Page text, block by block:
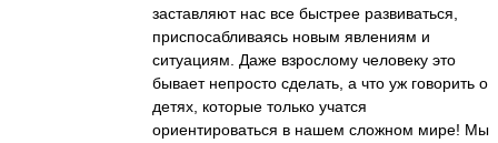
заставляют нас все быстрее развиваться,
приспосабливаясь новым явлениям и
ситуациям. Даже взрослому человеку это
бывает непросто сделать, а что уж говорить о
детях, которые только учатся
ориентироваться в нашем сложном мире! Мы